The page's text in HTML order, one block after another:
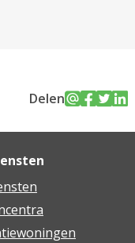
Delen